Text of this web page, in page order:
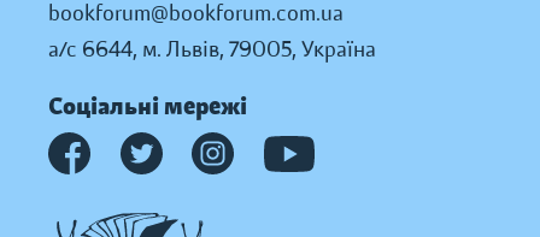
bookforum@bookforum.com.ua
а/с 6644, м. Львів, 79005, Україна
Соціальні мережі